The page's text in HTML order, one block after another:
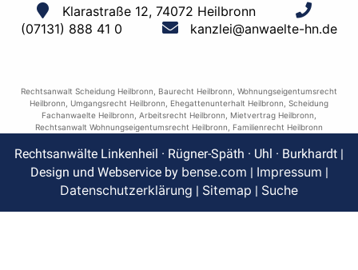
Klarastraße 12, 74072 Heilbronn
(07131) 888 41 0
kanzlei@anwaelte-hn.de
Rechtsanwalt Scheidung Heilbronn Baurecht Heilbronn Wohnungseigentumsrecht
Heilbronn
Umgangsrecht Heilbronn Ehegattenunterhalt Heilbronn Scheidung
Fachanwaelte Heilbronn Arbeitsrecht Heilbronn Mietvertrag Heilbronn
Rechtsanwalt Wohnungseigentumsrecht Heilbronn
Familienrecht Heilbronn
Rechtsanwälte Linkenheil · Rügner-Späth · Uhl · Burkhardt |
Design und Webservice by bense.com | Impressum |
Datenschutzerklärung | Sitemap | Suche